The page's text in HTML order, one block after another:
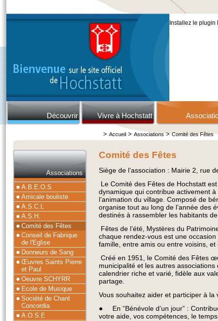
Installez le
Découvrir Vivre à Hochstatt
> Accueil> Associations>Comité des Fêtes
Associations
A.B.E.O.S
Amicale bouliste
A.S.C.L
A.S.H.
Comité des Fêtes
Conseil de Fabrique
de l'Eglise
Donneurs de Sang
Œuvres Saints Pierre
et Paul
Oeuvre SCHYRR
Ecole de Musique
Société de Chant
Concordia
A.O.S.E
Comité des Fêtes
Siège de l’association : Mairie 2, rue
Le Comité des Fêtes de Hochstatt
dynamique qui contribue activement
l’animation du village. Composé de
organise tout au long de l’année des
destinés à rassembler les habitants
Fêtes de l’été, Mystères du
chaque rendez-vous est une
famille, entre amis ou entre voisins,
Créé en 1951, le Comité des Fêtes
municipalité et les autres
calendrier riche et varié, fidèle aux
partage.
Vous souhaitez aider et participer à
● En “Bénévole d’un jour” :
votre aide, vos compétences, le